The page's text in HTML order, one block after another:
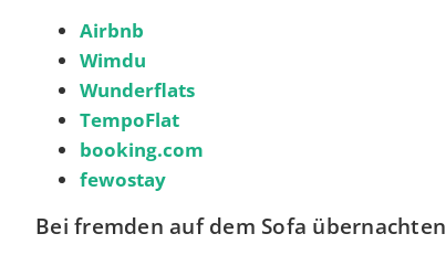
Airbnb
Wimdu
Wunderflats
TempoFlat
booking.com
fewostay
Bei fremden auf dem Sofa übernachten